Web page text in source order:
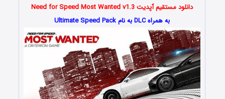
دانلود مستقیم آپدیت Need for Speed Most Wanted v1.3
به همراه DLC به نام Ultimate Speed Pack